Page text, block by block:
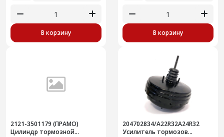
В корзину В корзину
2121-3501179 (ПРАМО)
Цилиндр тормозной
204702834/A22R32A24R32
Усилитель тормозов